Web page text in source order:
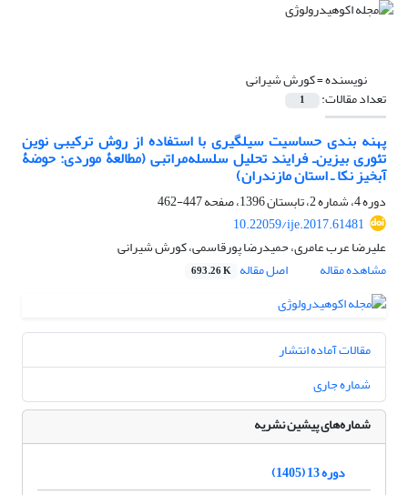
نویسنده =کورش شیرانی
تعداد مقالات: 1
پهنه ‏بندی حساسیت سیل‏گیری با استفاده از روش ترکیبی نوین
تئوری بیزین‌ـ‌ فرایند تحلیل سلسله‌مراتبی (مطالعۀ موردی: حوضۀ
آبخیز نکا ـ استان مازندران)
دوره 4، شماره 2، تابستان 1396، صفحه
447-462
10.22059/ije.2017.61481
علیرضا عرب عامری، حمیدرضا پورقاسمی، کورش شیرانی
مشاهده مقاله
اصل مقاله 693.26 K
مقالات آماده انتشار
شماره جاری
شماره‌های پیشین نشریه
دوره 13 (1405)